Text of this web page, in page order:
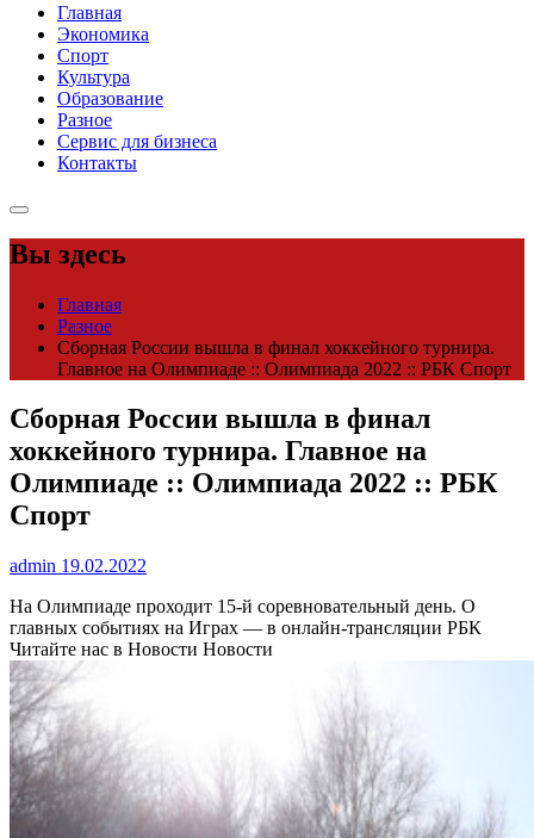
Главная
Экономика
Спорт
Культура
Образование
Разное
Сервис для бизнеса
Контакты
Вы здесь
Главная
Разное
Сборная России вышла в финал хоккейного турнира.
Главное на Олимпиаде :: Олимпиада 2022 :: РБК Спорт
Сборная России вышла в финал
хоккейного турнира. Главное на
Олимпиаде :: Олимпиада 2022 :: РБК
Спорт
admin 19.02.2022
На Олимпиаде проходит 15-й соревновательный день. О
главных событиях на Играх — в онлайн-трансляции РБК
Читайте нас в Новости Новости